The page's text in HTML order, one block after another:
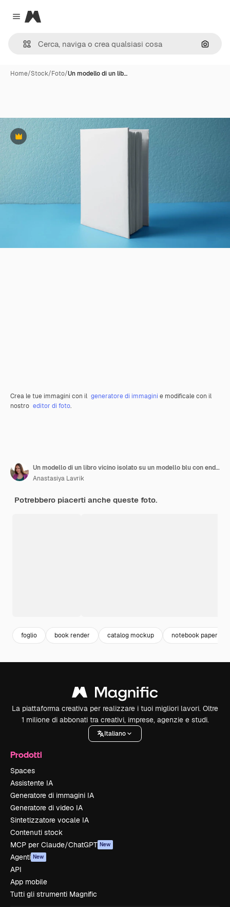
Close menu
Magnific
Cerca
Home/Stock/Foto/Un modello di un lib…
Premium
Crea le tue immagini con il generatore di immagini e modificale con il
nostro editor di foto.
Un modello di un libro vicino isolato su un modello blu con endpaper di libro ombra e riviste di catalogo in bianco
Anastasiya Lavrik
Potrebbero piacerti anche queste foto.
foglio book render catalog mockup notebook paper
La piattaforma creativa per realizzare i tuoi migliori lavori. Oltre
1 milione di abbonati tra creativi, imprese, agenzie e studi.
Italiano
Prodotti
Spaces
Assistente IA
Generatore di immagini IA
Generatore di video IA
Sintetizzatore vocale IA
Contenuti stock
MCP per Claude/ChatGPT New
Agenti New
API
App mobile
Tutti gli strumenti Magnific